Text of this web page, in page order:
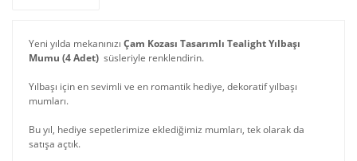
Yeni yılda mekanınızı Çam Kozası Tasarımlı Tealight Yılbaşı
Mumu (4 Adet) süsleriyle renklendirin.
Yılbaşı için en sevimli ve en romantik hediye, dekoratif yılbaşı
mumları.
Bu yıl, hediye sepetlerimize eklediğimiz mumları, tek olarak da
satışa açtık.